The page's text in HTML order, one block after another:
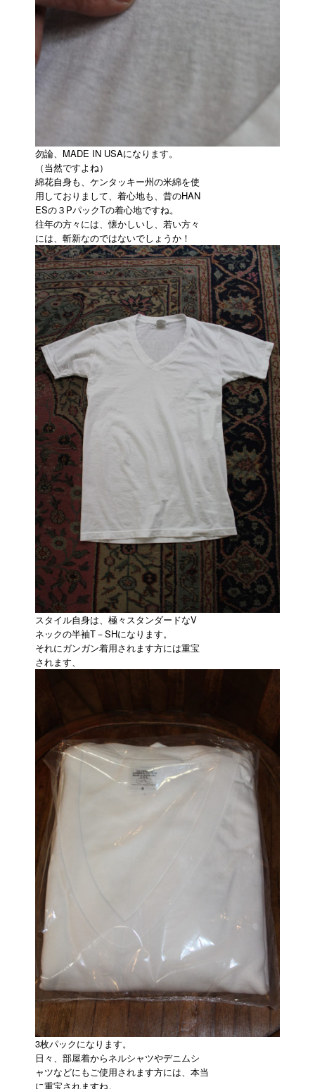
勿論、MADE IN USAになります。
（当然ですよね）
綿花自身も、ケンタッキー州の米綿を使
用しておりまして、着心地も、昔のHAN
ESの３PパックTの着心地ですね。
往年の方々には、懐かしいし、若い方々
には、斬新なのではないでしょうか！
スタイル自身は、極々スタンダードなV
ネックの半袖T－SHになります。
それにガンガン着用されます方には重宝
されます、
3枚パックになります。
日々、部屋着からネルシャツやデニムシ
ャツなどにもご使用されます方には、本当
に重宝されますね。